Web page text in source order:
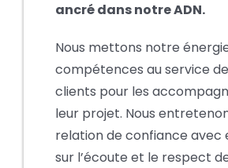
ancré dans notre ADN.
Nous mettons notre
compétences au service
clients pour les
leur projet. Nous
relation de confiance avec
sur l’écoute et le respect